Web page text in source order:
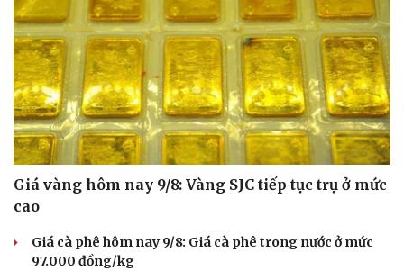
Doanh nghiệp
Thông tin doanh nghiệp
Doanh nghiệp 24h
Doanh nhân
Vì cộng đồng
Công nghệ
Sành điệu
Tin Công nghệ
Trải nghiệm
Chuyển đổi số
Giá vàng hôm nay 9/8: Vàng SJC tiếp tục trụ ở mức
cao
Giá cà phê hôm nay 9/8: Giá cà phê trong nước ở mức
97.000 đồng/kg